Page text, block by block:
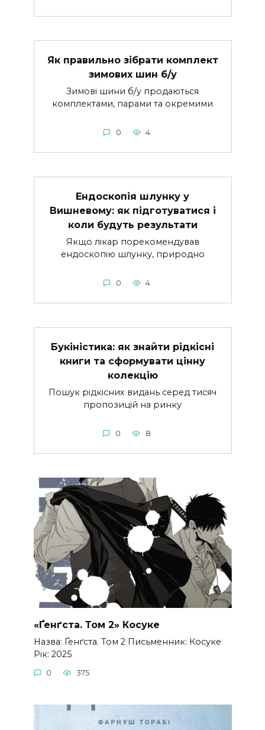
Як правильно зібрати комплект
зимових шин б/у
Зимові шини б/у продаються
комплектами, парами та окремими
0 4
Ендоскопія шлунку у
Вишневому: як підготуватися і
коли будуть результати
Якщо лікар порекомендував
ендоскопію шлунку, природно
0 4
Букіністика: як знайти рідкісні
книги та сформувати цінну
колекцію
Пошук рідкісних видань серед тисяч
пропозицій на ринку
0 8
«Ґенґста. Том 2» Косуке
Назва: Ґенґста. Том 2 Письменник: Косуке
Рік: 2025
0 375